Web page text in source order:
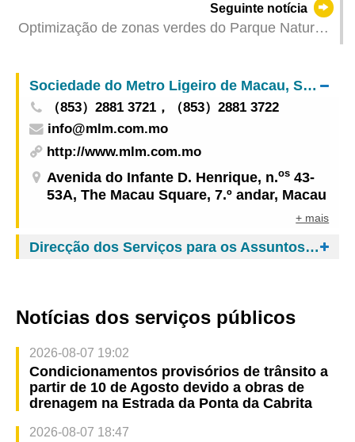
Seguinte notícia
Optimização de zonas verdes do Parque Natural
ecológico adequado ao jardim amigo das
borboletas
Sociedade do Metro Ligeiro de Macau, S.A.
（853）2881 3721，（853）2881 3722
info@mlm.com.mo
http://www.mlm.com.mo
Avenida do Infante D. Henrique, n.os 43-
53A, The Macau Square, 7.º andar, Macau
+ mais
Direcção dos Serviços para os Assuntos de Tráfego
Notícias dos serviços públicos
2026-08-07 19:02
Condicionamentos provisórios de trânsito a
partir de 10 de Agosto devido a obras de
drenagem na Estrada da Ponta da Cabrita
2026-08-07 18:47